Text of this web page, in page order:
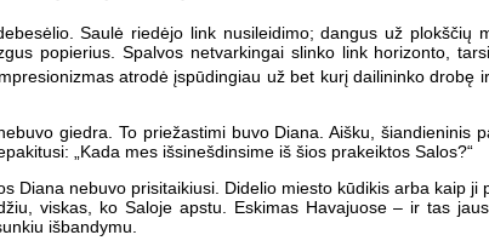
Saulė riedėjo link nusileidimo; dangus už plokščių
popierius. Spalvos netvarkingai slinko link horizonto,
atrodė įspūdingiau už bet kurį dailininko
giedra. To priežastimi buvo Diana. Aišku, šiandieninis
„Kada mes išsinešdinsime iš šios prakeiktos Salos?“
Diana nebuvo prisitaikiusi. Didelio miesto kūdikis arba kaip ji
viskas, ko Saloje apstu. Eskimas Havajuose – ir tas
išbandymu.